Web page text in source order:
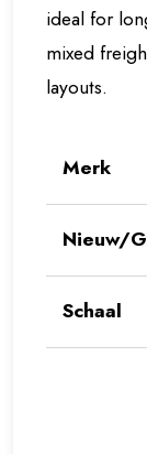
ideal for
mixed
layouts.
Merk
Nieuw/
Schaal